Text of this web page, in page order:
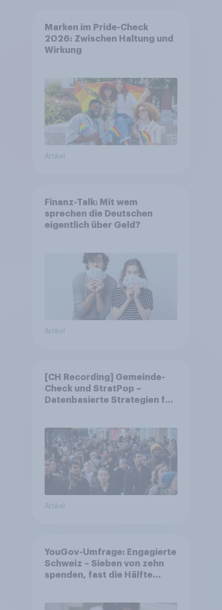
Marken im Pride-Check
2026: Zwischen Haltung und
Wirkung
Artikel
Finanz-Talk: Mit wem
sprechen die Deutschen
eigentlich über Geld?
Artikel
[CH Recording] Gemeinde-
Check und StratPop –
Datenbasierte Strategien für
Artikel
YouGov-Umfrage: Engagierte
Schweiz – Sieben von zehn
spenden, fast die Hälfte